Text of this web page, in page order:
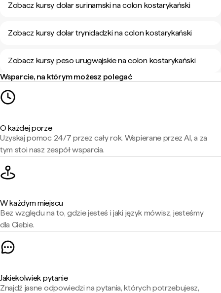
Zobacz kursy dolar surinamski na colon kostarykański
Zobacz kursy dolar trynidadzki na colon kostarykański
Zobacz kursy peso urugwajskie na colon kostarykański
Wsparcie, na którym możesz polegać
O każdej porze
Uzyskaj pomoc 24/7 przez cały rok. Wspierane przez AI, a za
tym stoi nasz zespół wsparcia.
W każdym miejscu
Bez względu na to, gdzie jesteś i jaki język mówisz, jesteśmy
dla Ciebie.
Jakiekolwiek pytanie
Znajdź jasne odpowiedzi na pytania, których potrzebujesz,